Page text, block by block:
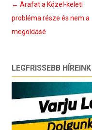
Bejegyzés
navigáció
← Arafat a Közel-keleti
probléma része és nem a
megoldásé
LEGFRISSEBB HÍREINK